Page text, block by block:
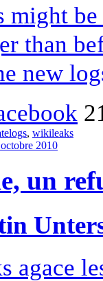
might
than
new
, wikileaks
2010
un
agace